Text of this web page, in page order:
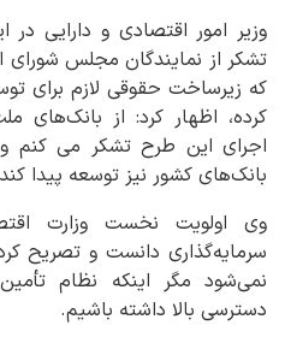
وزیر امور اقتصادی و دارایی
تشکر از نمایندگان مجلس شورای
که زیرساخت حقوقی لازم برای
کرده، اظهار کرد: از بانک‌های
اجرای این طرح تشکر می کنم و
بانک‌های کشور نیز توسعه پیدا
وی اولویت نخست وزارت
سرمایه‌گذاری دانست و تصریح
نمی‌شود مگر اینکه نظام
دسترسی بالا داشته باشیم.